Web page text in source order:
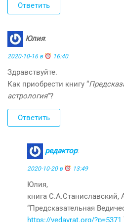
Ответить
Юлия:
2020-10-16 в 16:40
Здравствуйте.
Как приобрести книгу “
астрология”?
Ответить
редактор:
2020-10-20 в 13:49
Юлия,
книга
“Предсказательная
https://vedavrat.org/?p=5371